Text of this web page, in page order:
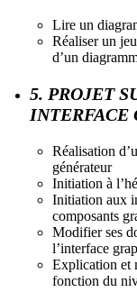
Lire un
Réaliser un
d’un
5. PROJET
INTERFACE
Réalisation
générateur
Initiation à
Initiation aux
composants
Modifier ses
l’interface
Explication et
fonction du